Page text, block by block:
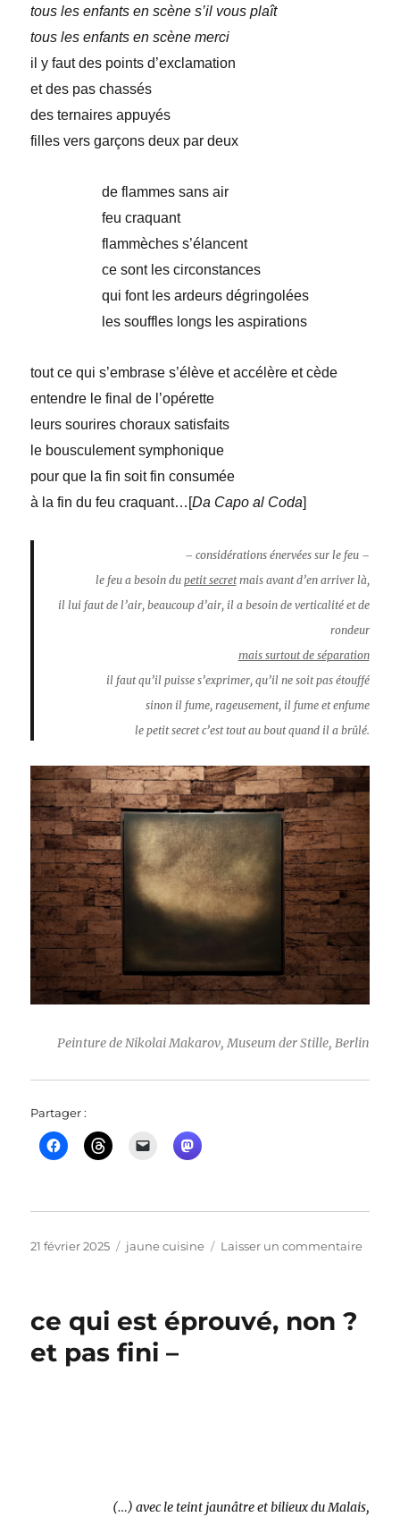
tous les enfants en scène s’il vous plaît
tous les enfants en scène merci
il y faut des points d’exclamation
et des pas chassés
des ternaires appuyés
filles vers garçons deux par deux
de flammes sans air
feu craquant
flammèches s’élancent
ce sont les circonstances
qui font les ardeurs dégringolées
les souffles longs les aspirations
tout ce qui s’embrase s’élève et accélère et cède
entendre le final de l’opérette
leurs sourires choraux satisfaits
le bousculement symphonique
pour que la fin soit fin consumée
à la fin du feu craquant…[Da Capo al Coda]
– considérations énervées sur le feu –
le feu a besoin du petit secretmais avant d’en arriver là,
il lui faut de l’air, beaucoup d’air, il a besoin de verticalité et de
rondeur
mais surtout de séparation
il faut qu’il puisse s’exprimer, qu’il ne soit pas étouffé
sinon il fume, rageusement, il fume et enfume
le petit secret c’est tout au bout quand il a brûlé.
Peinture de Nikolai Makarov, Museum der Stille, Berlin
Partager :
Publié
21 février 2025 Catégories
jaune cuisine Laisser un commentairesur
ce qui est éprouvé, non ?
et pas fini –
(…) avec le teint jaunâtre et bilieux du Malais,